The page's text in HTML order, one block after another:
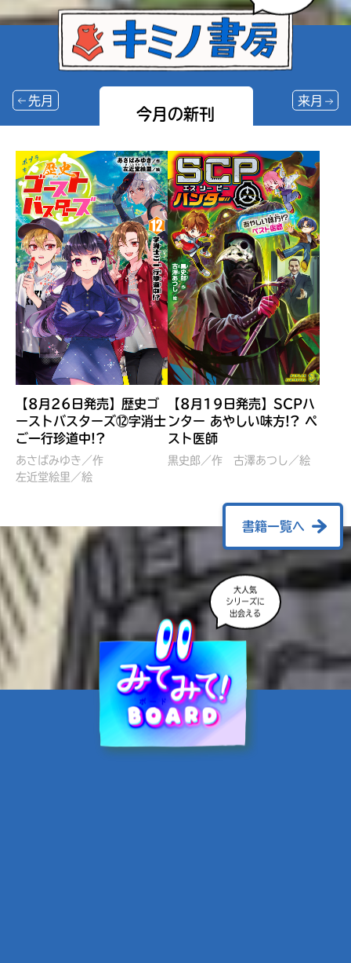
今月の新刊
先月 来月
ぼくたちのマインクラフト
冒険記 エンチャント剣
VS暴走モブ
営委員会／協力
レッツゴー！まいぜんシス
ターズ とつぜん、王様に
佐久間さのすけ／絵
【8月26日発売】歴史ゴ
ーストバスターズ⑫字消士
ご一行珍道中!?
あさばみゆき／作
左近堂絵里／絵
【8月19日発売】SCPハ
ンター あやしい味方!? ペ
スト医師
黒史郎／作 古澤あつし／絵
書籍一覧へ
大人気
シリーズに
出会える